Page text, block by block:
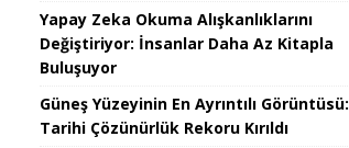
Yapay Zeka Okuma Alışkanlıklarını
Değiştiriyor: İnsanlar Daha Az Kitapla
Buluşuyor
Güneş Yüzeyinin En Ayrıntılı Görüntüsü:
Tarihi Çözünürlük Rekoru Kırıldı